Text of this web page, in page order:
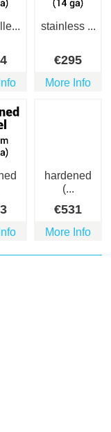
stainless ...
€295
More Info
hardened
(...
€531
More Info